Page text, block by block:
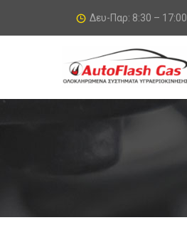
Δευ-Παρ: 8:30 – 17:00